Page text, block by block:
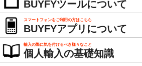
BUYFYツールについて
スマートフォンをご利用の方はこちら
BUYFYアプリについて
輸入の際に気を付けるべき様々なこと
個人輸入の基礎知識